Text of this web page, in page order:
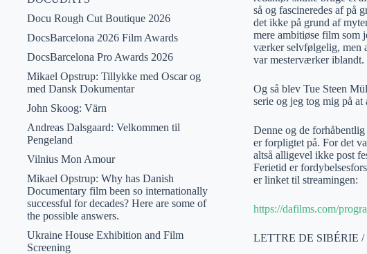
så og fascineredes af på
det ikke på grund af
mere ambitiøse film som
værker selvfølgelig, men
var mesterværker iblandt.
Og så blev Tue Steen
serie og jeg tog mig på at
Denne og de
er forpligtet på. For det
altså alligevel ikke post
Ferietid er
er linket til streamingen:
https://dafilms.com/
LETTRE DE SIBÉRIE
Docu Rough Cut Boutique 2026
DocsBarcelona 2026 Film Awards
DocsBarcelona Pro Awards 2026
Mikael Opstrup: Tillykke med Oscar og
med Dansk Dokumentar
John Skoog: Värn
Andreas Dalsgaard: Velkommen til
Pengeland
Vilnius Mon Amour
Mikael Opstrup: Why has Danish
Documentary film been so internationally
successful for decades? Here are some of
the possible answers.
Ukraine House Exhibition and Film
Screening